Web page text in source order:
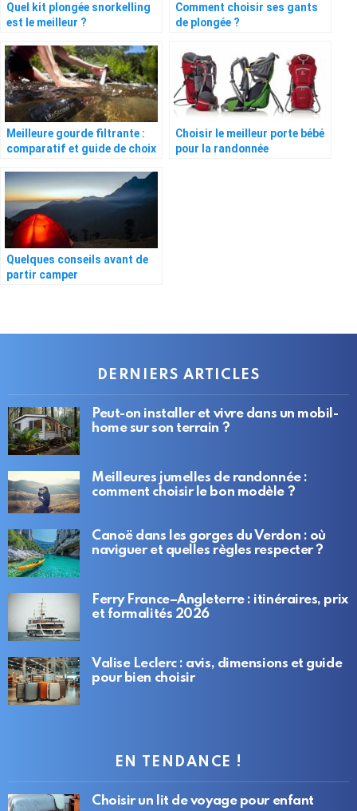
Quel kit plongée snorkelling
est le meilleur ?
Comment choisir ses gants
de plongée ?
Meilleure gourde filtrante :
comparatif et guide de choix
Choisir le meilleur porte bébé
pour la randonnée
Quelques conseils avant de
partir camper
DERNIERS ARTICLES
Peut-on installer et vivre dans un mobil-
home sur son terrain ?
Meilleures jumelles de randonnée :
comment choisir le bon modèle ?
Canoë dans les gorges du Verdon : où
naviguer et quelles règles respecter ?
Ferry France–Angleterre : itinéraires, prix
et formalités 2026
Valise Leclerc : avis, dimensions et guide
pour bien choisir
EN TENDANCE !
Choisir un lit de voyage pour enfant